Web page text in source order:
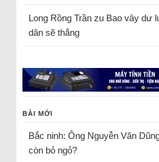
Long Rồng Trầnzu Bao vây dư
dân sẽ thắng
BÀI MỚI
Bắc ninh: Ông Nguyễn Văn
còn bỏ ngỏ?